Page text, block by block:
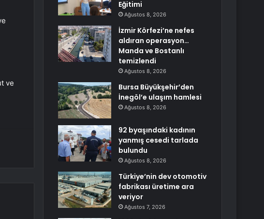
ve
Eğitimi
Ağustos 8, 2026
İzmir Körfezi’ne nefes
aldıran operasyon…
Manda ve Bostanlı
temizlendi
Ağustos 8, 2026
Bursa Büyükşehir’den
İnegöl’e ulaşım hamlesi
Ağustos 8, 2026
92 byaşındaki kadının
yanmış cesedi tarlada
bulundu
Ağustos 8, 2026
Türkiye’nin dev otomotiv
fabrikası üretime ara
veriyor
Ağustos 7, 2026